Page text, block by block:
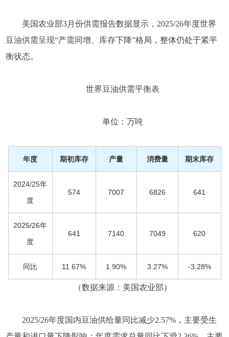
美国农业部3月份供需报告数据显示，2025/26年度世界
豆油供需呈现“产需同增、库存下降”格局，整体仍处于紧平
衡状态。
世界豆油供需平衡表
单位：万吨
年度 期初库存 产量 消费量 期末库存
2024/25年
度
574 7007 6826 641
2025/26年
度
641 7140 7049 620
同比 11.67% 1.90% 3.27% -3.28%
（数据来源：美国农业部）
2025/26年度国内豆油供给量同比减少2.57%，主要受生